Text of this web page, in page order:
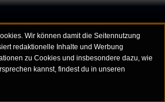
Wir können damit die Seitennutzung
redaktionelle Inhalte und Werbung
zu Cookies und insbesondere dazu, wie
kannst, findest du in unseren